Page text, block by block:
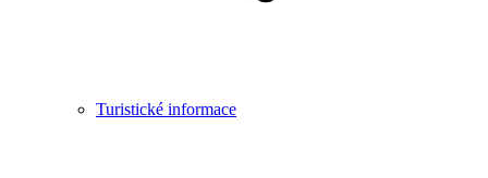
Turistické informace